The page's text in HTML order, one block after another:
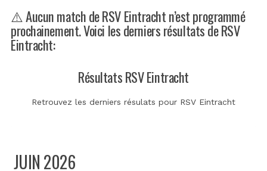
⚠️ Aucun match de RSV Eintracht n’est programmé
prochainement. Voici les derniers résultats de RSV
Eintracht:
Résultats RSV Eintracht
Retrouvez les derniers résulats pour RSV Eintracht
JUIN 2026